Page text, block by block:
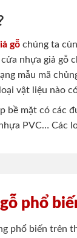
gỗ chúng ta
nhựa giả
mẫu mã
vật liệu nào
bề mặt có các
PVC… Các
phổ
phổ biến